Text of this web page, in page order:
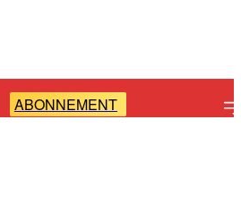
ABONNEMENT